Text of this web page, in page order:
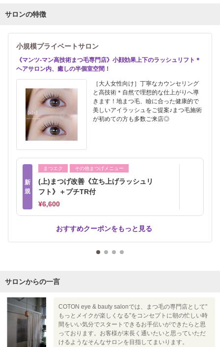
サロンの特徴
小規模プライベートサロン
《マンツ-マン高技術まつ毛専門店》小顔効果上下のラッシュリフト＊
ヘアサロン内、癒しの半個室空間！
［大人女性向け］丁寧なカウンセリング
と高技術＊自然で理想的な仕上がりへ導
きます！地まつ毛、瞼に合った健康的で
美しいアイラッシュをご提案♪まつ毛施術
が初めての方も多数ご来店◎
新
規
まつエク その他まつげメニュー
(上)まつげ改善《立ち上げラッシュリ
フト》＋プチTR付
¥6,600
おすすめクーポンをもっと見る
サロンからの一言
COTON eye & bauty salonでは、まつ毛の専門店として″
もっとメイクが楽しくなる″をコンセプトに朝の忙しい時
間をいい気分でスタートできるお手伝いができたらと思
っております。お客様が末長く通いたいと思っていただ
けるようなそんなサロンを目指してまいります。